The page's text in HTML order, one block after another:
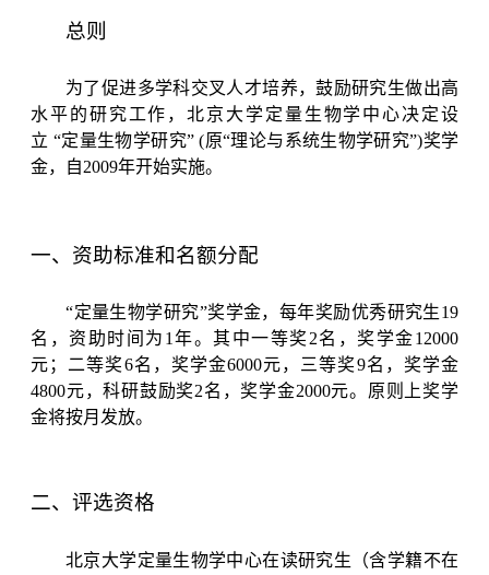
总则
为了促进多学科交叉人才培养，鼓励研究生做出高
水平的研究工作，北京大学定量生物学中心决定设
立 “定量生物学研究” (原“理论与系统生物学研究”)奖学
金，自2009年开始实施。
一、资助标准和名额分配
“定量生物学研究”奖学金，每年奖励优秀研究生19
名，资助时间为 1 年。其中一等奖 2名，奖学金12000
元；二等奖6名，奖学金6000元，三等奖9名，奖学金
4800元，科研鼓励奖2名，奖学金2000元。原则上奖学
金将按月发放。
二、评选资格
北京大学定量生物学中心在读研究生（含学籍不在